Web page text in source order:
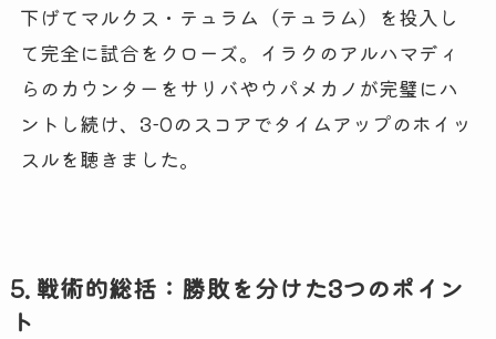
下げてマルクス・テュラム（テュラム）を投入し
て完全に試合をクローズ。イラクのアルハマディ
らのカウンターをサリバやウパメカノが完璧にハ
ントし続け、3-0のスコアでタイムアップのホイッ
スルを聴きました。
5. 戦術的総括：勝敗を分けた3つのポイン
ト